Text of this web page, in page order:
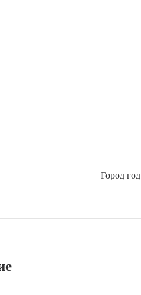
Город год